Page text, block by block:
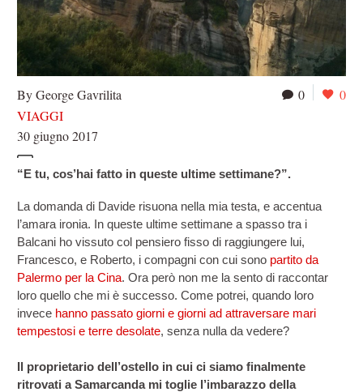
0 0
By George Gavrilita
VIAGGI
30 giugno 2017
“E tu, cos’hai fatto in queste ultime settimane?”.
La domanda di Davide risuona nella mia testa, e accentua
l’amara ironia. In queste ultime settimane a spasso tra i
Balcani ho vissuto col pensiero fisso di raggiungere lui,
Francesco, e Roberto, i compagni con cui sono partito da
Palermo per la Cina. Ora però non me la sento di raccontar
loro quello che mi è successo. Come potrei, quando loro
invece hanno passato giorni e giorni ad attraversare mari
tempestosi e terre desolate, senza nulla da vedere?
Il proprietario dell’ostello in cui ci siamo finalmente
ritrovati a Samarcanda mi toglie l’imbarazzo della